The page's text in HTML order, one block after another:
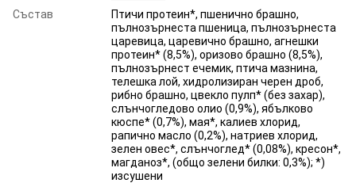
Състав
Птичи протеин*, пшенично брашно,
пълнозърнеста пшеница, пълнозърнеста
царевица, царевично брашно, агнешки
протеин* (8,5%), оризово брашно (8,5%),
пълнозърнест ечемик, птича мазнина,
телешка лой, хидролизиран черен дроб,
рибно брашно, цвекло пулп* (без захар),
слънчогледово олио (0,9%), ябълково
кюспе* (0,7%), мая*, калиев хлорид,
рапично масло (0,2%), натриев хлорид,
зелен овес*, слънчоглед* (0,08%), кресон*,
магданоз*, (общо зелени билки: 0,3%); *)
изсушени